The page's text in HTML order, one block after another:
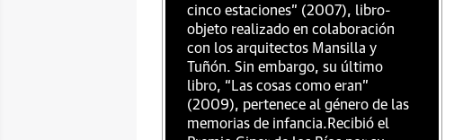
cinco estaciones” (2007), libro-
objeto realizado en colaboración
con los arquitectos Mansilla y
Tuñón. Sin embargo, su último
libro, “Las cosas como eran”
(2009), pertenece al género de las
memorias de infancia.Recibió el